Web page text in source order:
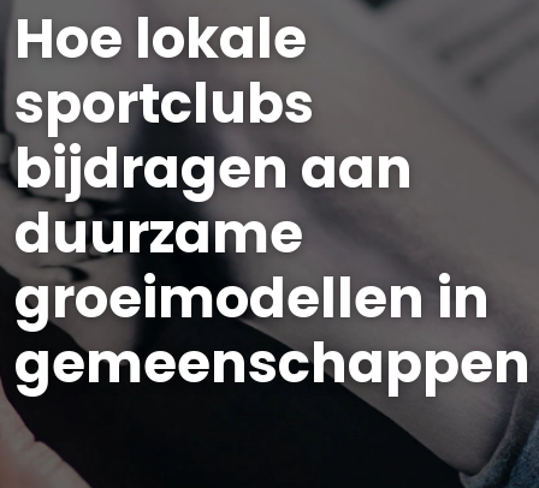
Hoe lokale
sportclubs
bijdragen aan
duurzame
groeimodellen in
gemeenschappen